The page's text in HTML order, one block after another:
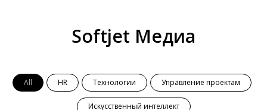
Softjet Медиа
All HR Технологии Управление проектам
Искусственный интеллект